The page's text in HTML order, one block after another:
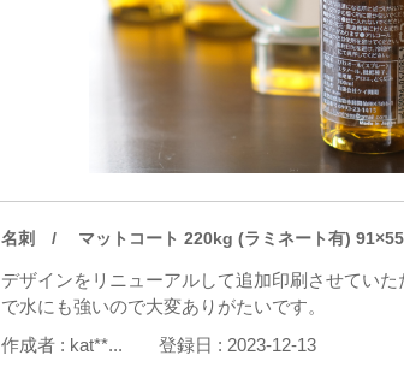
名刺 / マットコート 220kg (ラミネート有)
デザインをリニューアルして追加印刷させてい
で水にも強いので大変ありがたいです。
作成者 : kat**... 登録日 : 2023-12-13